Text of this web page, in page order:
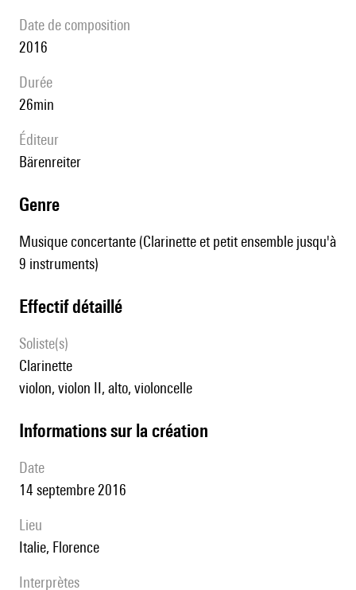
date de composition
2016
durée
26min
éditeur
Bärenreiter
genre
Musique concertante (Clarinette et petit ensemble jusqu'à
9 instruments)
effectif détaillé
Soliste(s)
clarinette
violon, violon II, alto, violoncelle
informations sur la création
date
14 septembre 2016
lieu
Italie, Florence
interprètes